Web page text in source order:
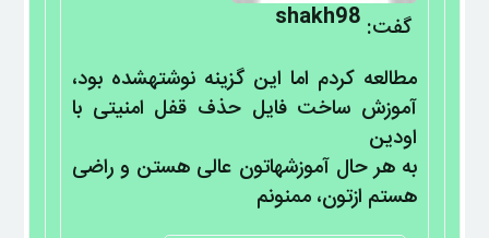
shakh98 گفت:
مطالعه کردم اما این گزینه نوشتهشده بود،
آموزش ساخت فایل حذف قفل امنیتی با
اودین
به هر حال آموزشهاتون عالی هستن و راضی
هستم ازتون، ممنونم